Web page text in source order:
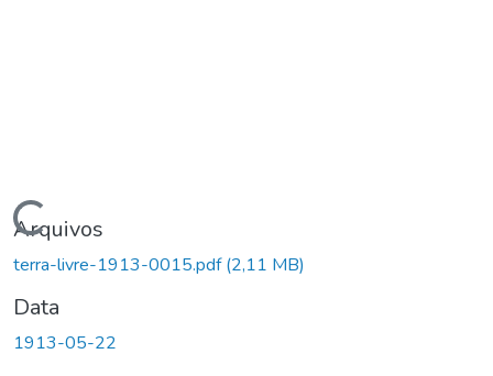
Carregando...
Arquivos
terra-livre-1913-0015.pdf(2,11 MB)
Data
1913-05-22